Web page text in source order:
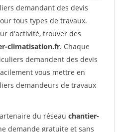
demandant des devis
tous types de travaux.
d'activité, trouver des
climatisation.fr. Chaque
demandent des devis
vous mettre en
demandeurs de travaux
du réseau chantier-
demande gratuite et sans